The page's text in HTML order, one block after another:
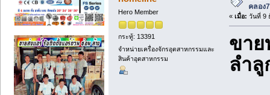
Hero Member
กระทู้: 13391
จำหน่ายเครื่องจักรอุตสาหกรรมและ
สินค้าอุตสาหกรรม
คลอง
« เมื่อ: วันที่ 9
ขาย
ลำ